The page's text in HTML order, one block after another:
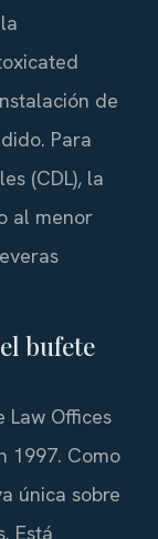
de
Para
(CDL), la
al menor
bufete
Law Offices
1997. Como
única sobre
Está